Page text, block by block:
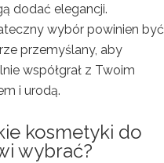
dodać elegancji.
wybór powinien być
przemyślany, aby
współgrał z Twoim
i urodą.
kosmetyki do
wybrać?